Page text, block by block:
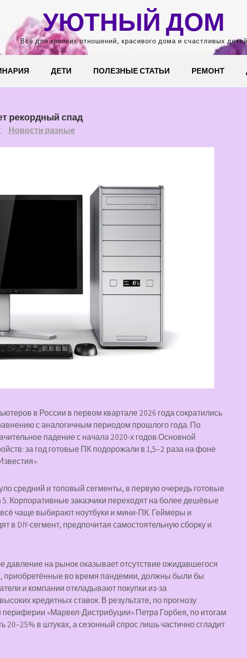
УЮТНЫЙ ДОМ
Всё для крепких отношений, красивого дома и счастливых детей
ДЕТИ ПОЛЕЗНЫЕ СТАТЬИ РЕМОНТ
рекордный спад
Новости разные
в России в первом квартале 2026 года сократились
с аналогичным периодом прошлого года. По
падение с начала 2020-х годов.Основной
за год готовые ПК подорожали в 1,5–2 раза на фоне
средний и топовый сегменты, в первую очередь готовые
5. Корпоративные заказчики переходят на более дешёвые
чаще выбирают ноутбуки и мини-ПК. Геймеры и
в DIY-сегмент, предпочитая самостоятельную сборку и
давление на рынок оказывает отсутствие ожидавшегося
приобретённые во время пандемии, должны были бы
и компании откладывают покупки из-за
кредитных ставок. В результате, по прогнозу
«Марвел-Дистрибуции» Петра Горбея, по итогам
20–25% в штуках, а сезонный спрос лишь частично сгладит